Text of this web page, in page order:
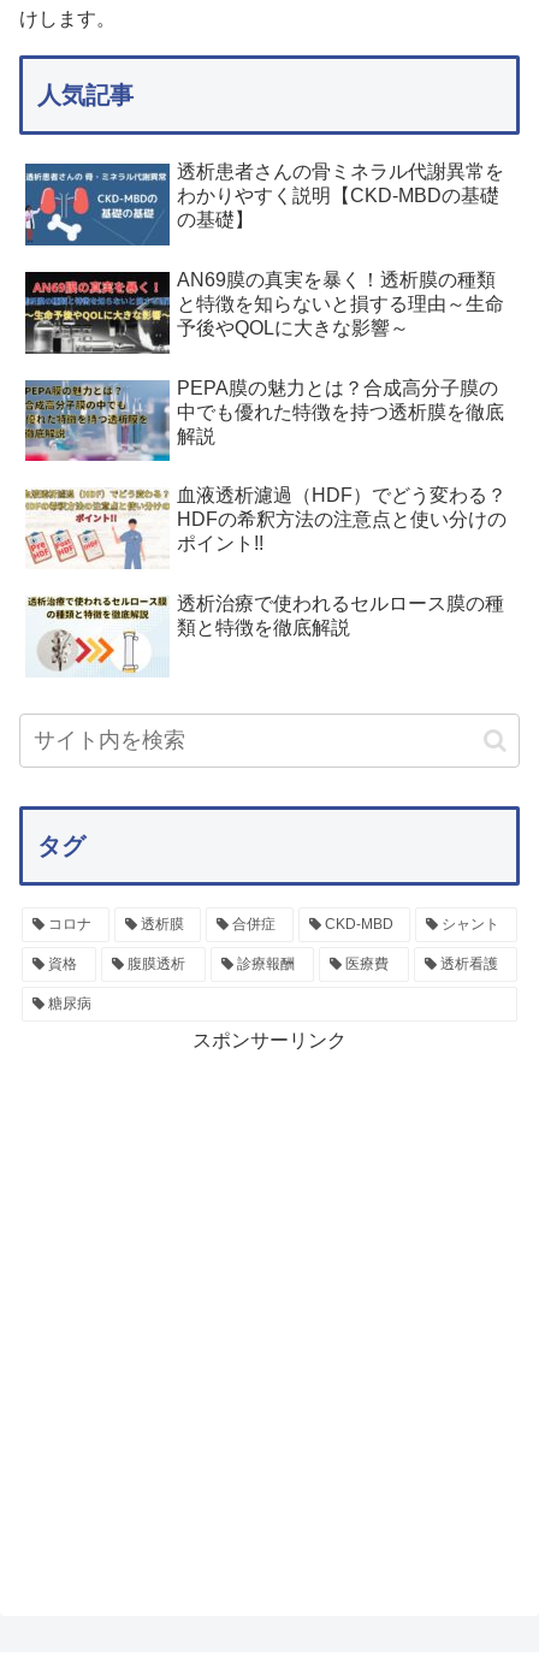
けします。
人気記事
透析患者さんの骨ミネラル代謝異常を
わかりやすく説明【CKD-MBDの基礎
の基礎】
AN69膜の真実を暴く！透析膜の種類
と特徴を知らないと損する理由～生命
予後やQOLに大きな影響～
PEPA膜の魅力とは？合成高分子膜の
中でも優れた特徴を持つ透析膜を徹底
解説
血液透析濾過（HDF）でどう変わる？
HDFの希釈方法の注意点と使い分けの
ポイント!!
透析治療で使われるセルロース膜の種
類と特徴を徹底解説
タグ
コロナ 透析膜 合併症 CKD-MBD シャント
資格 腹膜透析 診療報酬 医療費 透析看護
糖尿病
スポンサーリンク